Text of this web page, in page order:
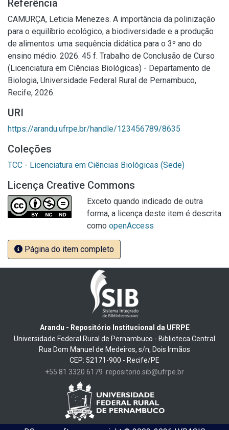
Referência
CAMURÇA, Leticia Menezes. A importância da polinização
para o equilíbrio ecológico, a biodiversidade e a produção
de alimentos: uma sequência didática para o 3º ano do
ensino médio. 2026. 45 f. Trabalho de Conclusão de Curso
(Licenciatura em Ciências Biológicas) - Departamento de
Biologia, Universidade Federal Rural de Pernambuco,
Recife, 2026.
URI
https://arandu.ufrpe.br/handle/123456789/8635
Coleções
TCC - Licenciatura em Ciências Biológicas (Sede)
Licença Creative Commons
Exceto quando indicado de outra
forma, a licença deste item é descrita
como openAccess
Página do item completo
Arandu - Repositório Institucional da UFRPE
Universidade Federal Rural de Pernambuco - Biblioteca Central
Rua Dom Manuel de Medeiros, s/n, Dois Irmãos
CEP: 52171-900 - Recife/PE
+55 81 3320 6179 repositorio.sib@ufrpe.br